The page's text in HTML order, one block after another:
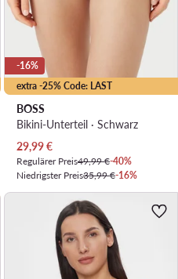
extra -25% Code: LAST
-16%
BOSS
Bikini-Unterteil · Schwarz
Aktueller Preis
29,99€
Regulärer Preis49,99 €-40%
Niedrigster Preis35,99 €-16%